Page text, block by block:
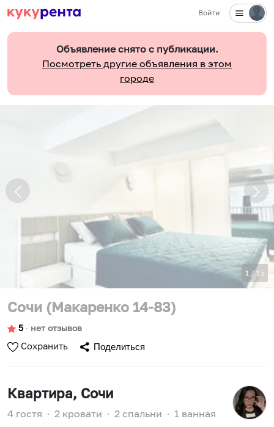
Войти
Объявление снято с публикации.
Посмотреть другие объявления в этом
городе
1 /15
Сочи (Макаренко 14-83)
5 ∙ нет отзывов
Сохранить Поделиться
Квартира, Сочи
4 гостя ∙ 2 кровати ∙ 2 спальни ∙ 1 ванная